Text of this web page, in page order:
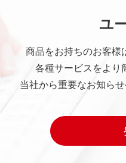
ユ
商品をお持ちのお客様
各種サービスをより
当社から重要なお知ら